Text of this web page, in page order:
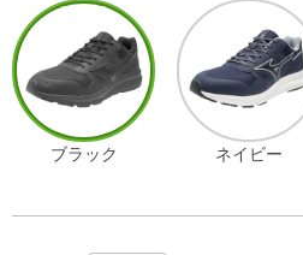
ブラック ネイビー